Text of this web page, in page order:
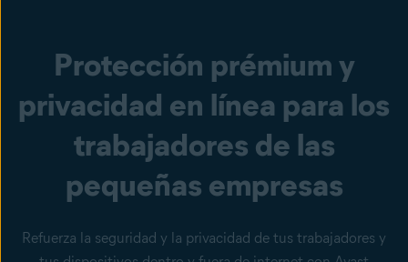
Protección prémium y
privacidad en línea para los
trabajadores de las
pequeñas empresas
Refuerza la seguridad y la privacidad de tus trabajadores y